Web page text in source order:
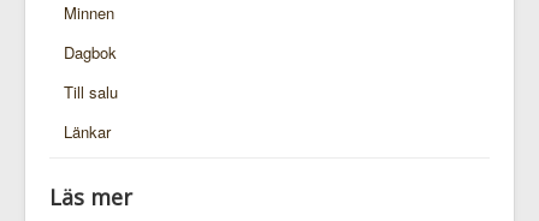
Minnen
Dagbok
Till salu
Länkar
Läs mer